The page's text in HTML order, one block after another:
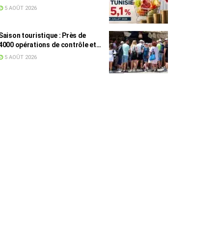
en tête des hausses
5 AOÛT 2026
touristique : Près de
opérations de contrôle et
millions de dinars pour
5 AOÛT 2026